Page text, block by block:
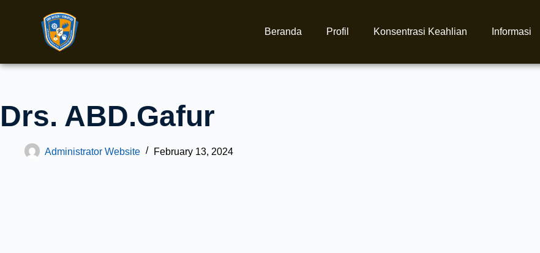
Beranda Profil Konsentrasi Keahlian Informasi
Drs. ABD.Gafur
Administrator Website February 13, 2024